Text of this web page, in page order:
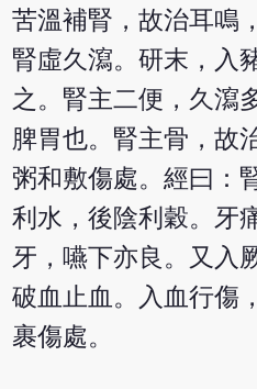
苦溫補腎，故治耳鳴
腎虛久瀉。研末，入
之。腎主二便，久瀉
脾胃也。腎主骨，故
粥和敷傷處。經曰：
利水，後陰利穀。牙
牙，嚥下亦良。又入
破血止血。入血行傷
裹傷處。